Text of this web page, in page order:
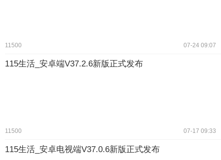
11500 07-24 09:07
115生活_安卓端V37.2.6新版正式发布
11500 07-17 09:33
115生活_安卓电视端V37.0.6新版正式发布